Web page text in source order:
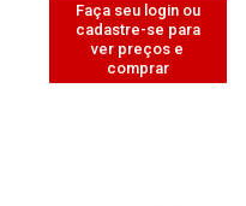
Faça seu login ou
cadastre-se para
ver preços e
comprar